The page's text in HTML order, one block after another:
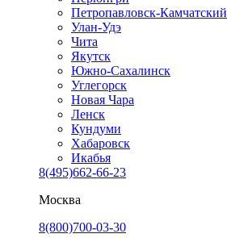
Петропавловск-Камчатский
Улан-Удэ
Чита
Якутск
Южно-Сахалинск
Углегорск
Новая Чара
Ленск
Кундуми
Хабаровск
Икабья
8(495)662-66-23
Москва
8(800)700-03-30